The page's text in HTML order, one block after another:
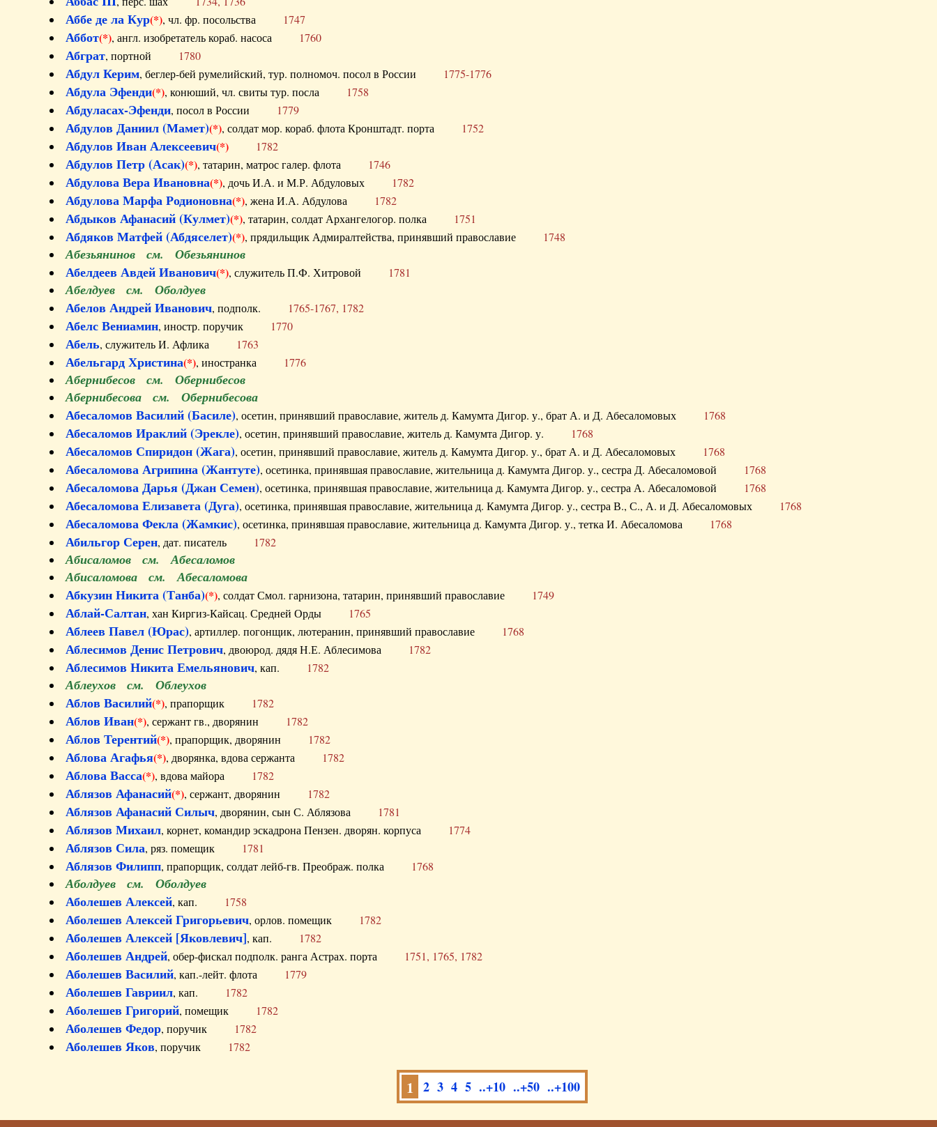
Аббе де ла Кур(*), чл. фр. посольства 1747
Аббот(*), англ. изобретатель кораб. насоса 1760
Абграт, портной 1780
Абдул Керим, беглер-бей румелийский, тур. полномоч. посол в России 1775-1776
Абдула Эфенди(*), конюший, чл. свиты тур. посла 1758
Абдуласах-Эфенди, посол в России 1779
Абдулов Даниил (Мамет)(*), солдат мор. кораб. флота Кронштадт. порта 1752
Абдулов Иван Алексеевич(*) 1782
Абдулов Петр (Асак)(*), татарин, матрос галер. флота 1746
Абдулова Вера Ивановна(*), дочь И.А. и М.Р. Абдуловых 1782
Абдулова Марфа Родионовна(*), жена И.А. Абдулова 1782
Абдыков Афанасий (Кулмет)(*), татарин, солдат Архангелогор. полка 1751
Абдяков Матфей (Абдяселет)(*), прядильщик Адмиралтейства, принявший православие 1748
Абезьянинов см. Обезьянинов
Абелдеев Авдей Иванович(*), служитель П.Ф. Хитровой 1781
Абелдуев см. Оболдуев
Абелов Андрей Иванович, подполк. 1765-1767, 1782
Абелс Вениамин, иностр. поручик 1770
Абель, служитель И. Афлика 1763
Абельгард Христина(*), иностранка 1776
Абернибесов см. Обернибесов
Абернибесова см. Обернибесова
Абесаломов Василий (Басиле), осетин, принявший православие, житель д. Камумта Дигор. у., брат А. и Д. Абесаломовых 1768
Абесаломов Ираклий (Эрекле), осетин, принявший православие, житель д. Камумта Дигор. у. 1768
Абесаломов Спиридон (Жага), осетин, принявший православие, житель д. Камумта Дигор. у., брат А. и Д. Абесаломовых 1768
Абесаломова Агрипина (Жантуте), осетинка, принявшая православие, жительница д. Камумта Дигор. у., сестра Д. Абесаломовой 1768
Абесаломова Дарья (Джан Семен), осетинка, принявшая православие, жительница д. Камумта Дигор. у., сестра А. Абесаломовой 1768
Абесаломова Елизавета (Дуга), осетинка, принявшая православие, жительница д. Камумта Дигор. у., сестра В., С., А. и Д. Абесаломовых 1768
Абесаломова Фекла (Жамкис), осетинка, принявшая православие, жительница д. Камумта Дигор. у., тетка И. Абесаломова 1768
Абильгор Серен, дат. писатель 1782
Абисаломов см. Абесаломов
Абисаломова см. Абесаломова
Абкузин Никита (Танба)(*), солдат Смол. гарнизона, татарин, принявший православие 1749
Аблай-Салтан, хан Киргиз-Кайсац. Средней Орды 1765
Аблеев Павел (Юрас), артиллер. погонщик, лютеранин, принявший православие 1768
Аблесимов Денис Петрович, двоюрод. дядя Н.Е. Аблесимова 1782
Аблесимов Никита Емельянович, кап. 1782
Аблеухов см. Облеухов
Аблов Василий(*), прапорщик 1782
Аблов Иван(*), сержант гв., дворянин 1782
Аблов Терентий(*), прапорщик, дворянин 1782
Аблова Агафья(*), дворянка, вдова сержанта 1782
Аблова Васса(*), вдова майора 1782
Аблязов Афанасий(*), сержант, дворянин 1782
Аблязов Афанасий Силыч, дворянин, сын С. Аблязова 1781
Аблязов Михаил, корнет, командир эскадрона Пензен. дворян. корпуса 1774
Аблязов Сила, ряз. помещик 1781
Аблязов Филипп, прапорщик, солдат лейб-гв. Преображ. полка 1768
Аболдуев см. Оболдуев
Аболешев Алексей, кап. 1758
Аболешев Алексей Григорьевич, орлов. помещик 1782
Аболешев Алексей [Яковлевич], кап. 1782
Аболешев Андрей, обер-фискал подполк. ранга Астрах. порта 1751, 1765, 1782
Аболешев Василий, кап.-лейт. флота 1779
Аболешев Гавриил, кап. 1782
Аболешев Григорий, помещик 1782
Аболешев Федор, поручик 1782
Аболешев Яков, поручик 1782
1 2 3 4 5 ..+10 ..+50 ..+100